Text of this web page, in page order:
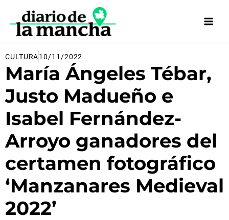
contenido
CULTURA10/11/2022
María Ángeles Tébar,
Justo Madueño e
Isabel Fernández-
Arroyo ganadores del
certamen fotográfico
‘Manzanares Medieval
2022’